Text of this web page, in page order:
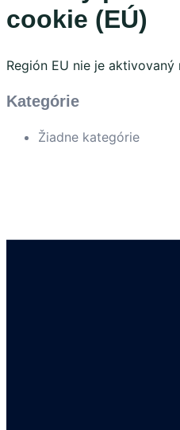
cookie (EÚ)
Región EU nie je
Kategórie
Žiadne kategórie